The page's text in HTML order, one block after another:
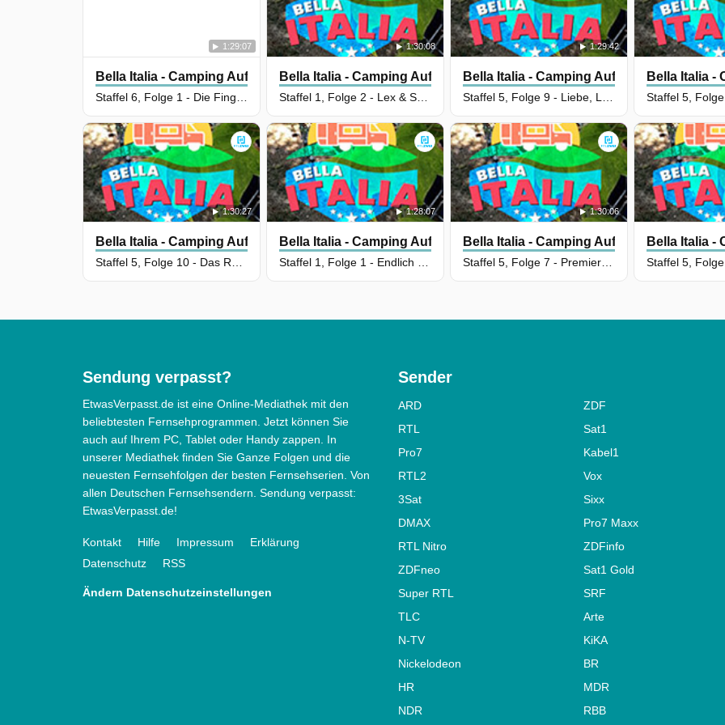
1:29:07
Bella Italia - Camping Auf Deutsch
1:30:08
Bella Italia - Camping Auf Deutsch
1:30:27
Bella Italia - Camping Auf Deutsch
1:28:07
Bella Italia - Camping Auf Deutsch
1:29:42
Bella Italia - Camping Auf DeutschBella Italia -
1:30:06
Bella Italia - Camping Auf DeutschBella Italia -
Sendung verpasst?
EtwasVerpasst.de ist eine Online-Mediathek mit den
beliebtesten Fernsehprogrammen. Jetzt können Sie
auch auf Ihrem PC, Tablet oder Handy zappen. In
unserer Mediathek finden Sie Ganze Folgen und die
neuesten Fernsehfolgen der besten Fernsehserien. Von
allen Deutschen Fernsehsendern. Sendung verpasst:
EtwasVerpasst.de!
Kontakt Hilfe Impressum
Erklärung
Datenschutz
RSS
Ändern Datenschutzeinstellungen
Sender
ARD
ZDF
RTL
Sat1
Pro7
Kabel1
RTL2
Vox
3Sat
Sixx
DMAX
Pro7 Maxx
RTL Nitro
ZDFinfo
ZDFneo
Sat1 Gold
Super RTL
SRF
TLC
Arte
N-TV
KiKA
Nickelodeon
BR
HR
MDR
NDR
RBB